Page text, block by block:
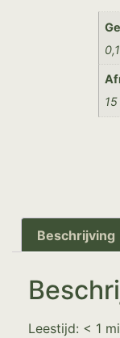
Beschrijving
Leestijd: < 1